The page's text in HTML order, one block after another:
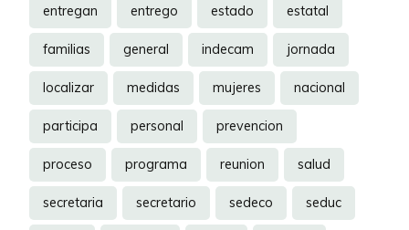
entregan entrego estado estatal
familias general indecam jornada
localizar medidas mujeres nacional
participa personal prevencion
proceso programa reunion salud
secretaria secretario sedeco seduc